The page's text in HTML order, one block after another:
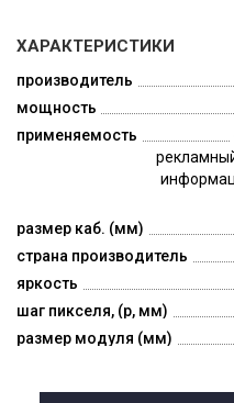
ХАРАКТЕРИСТИКИ
производитель
мощность
применяемость
размер каб. (мм)
страна производитель
яркость
шаг пикселя, (p, мм)
размер модуля (мм)